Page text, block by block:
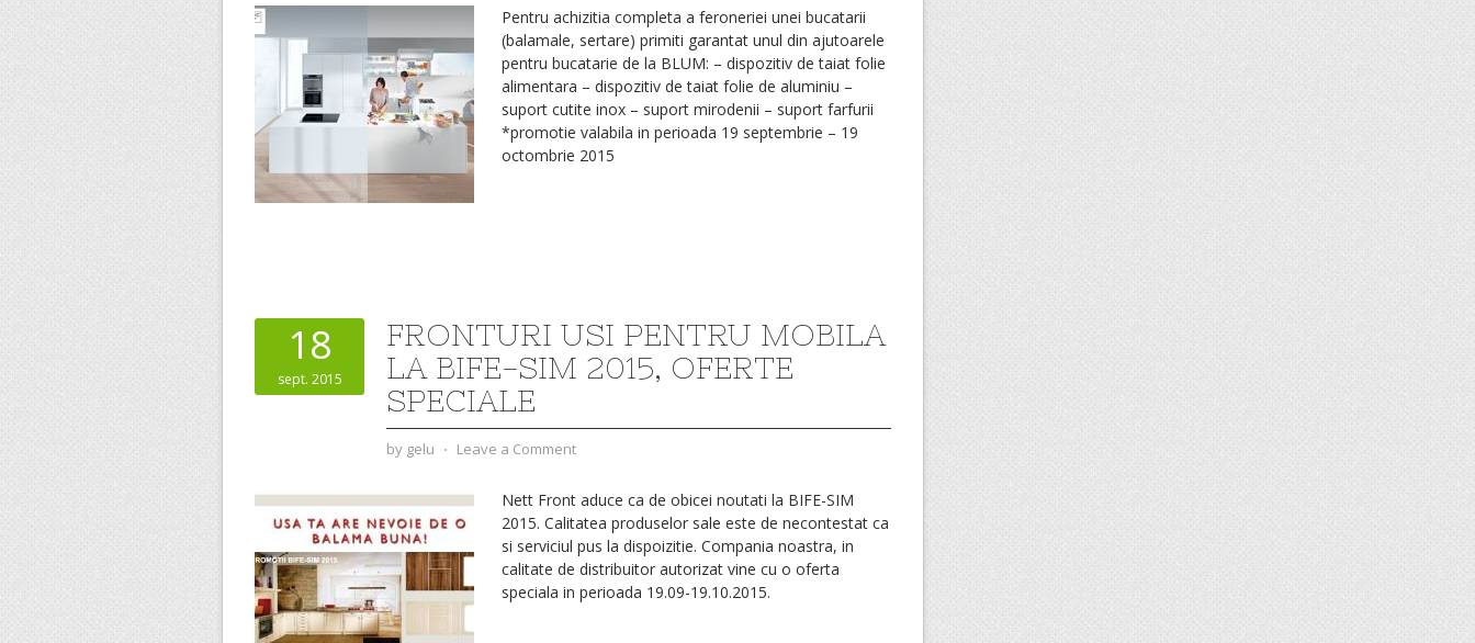
Pentru achizitia completa a feroneriei unei bucatarii
(balamale, sertare) primiti garantat unul din ajutoarele
pentru bucatarie de la BLUM: – dispozitiv de taiat folie
alimentara – dispozitiv de taiat folie de aluminiu –
suport cutite inox – suport mirodenii – suport farfurii
*promotie valabila in perioada 19 septembrie – 19
octombrie 2015
18
sept. 2015
FRONTURI USI PENTRU MOBILA
LA BIFE-SIM 2015, OFERTE
SPECIALE
by gelu ⋅ Leave a Comment
Nett Front aduce ca de obicei noutati la BIFE-SIM
2015. Calitatea produselor sale este de necontestat ca
si serviciul pus la dispoizitie. Compania noastra, in
calitate de distribuitor autorizat vine cu o oferta
speciala in perioada 19.09-19.10.2015.